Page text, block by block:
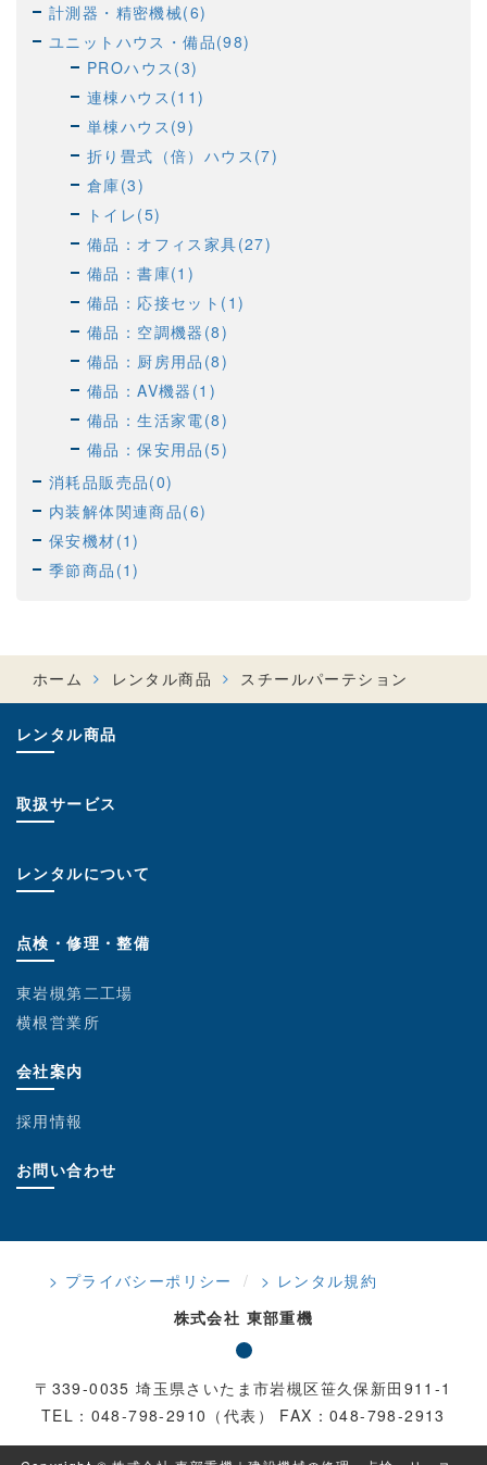
計測器・精密機械(6)
ユニットハウス・備品(98)
PROハウス(3)
連棟ハウス(11)
単棟ハウス(9)
折り畳式（倍）ハウス(7)
倉庫(3)
トイレ(5)
備品：オフィス家具(27)
備品：書庫(1)
備品：応接セット(1)
備品：空調機器(8)
備品：厨房用品(8)
備品：AV機器(1)
備品：生活家電(8)
備品：保安用品(5)
消耗品販売品(0)
内装解体関連商品(6)
保安機材(1)
季節商品(1)
ホーム レンタル商品 スチールパーテション
レンタル商品
取扱サービス
レンタルについて
点検・修理・整備
東岩槻第二工場
横根営業所
会社案内
採用情報
お問い合わせ
> プライバシーポリシー
> レンタル規約
株式会社 東部重機
〒339-0035 埼玉県さいたま市岩槻区笹久保新田911-1
TEL：048-798-2910（代表） FAX：048-798-2913